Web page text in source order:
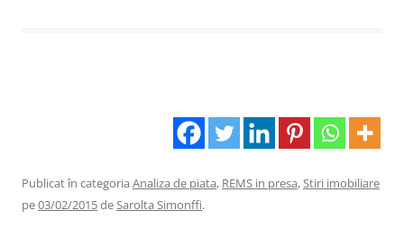
Publicat în categoria Analiza de piata, REMS in presa,Stiri imobiliare
pe03/02/2015deSarolta Simonffi.